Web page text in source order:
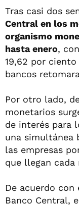
Tras casi dos
Central en los
organismo
hasta enero,
19,62 por
bancos
Por otro lado,
monetarios
de interés para
una simultánea
las empresas
que llegan cada
De acuerdo
Banco Central,